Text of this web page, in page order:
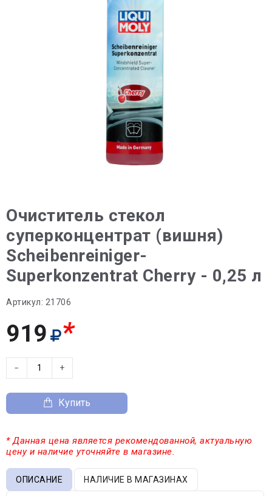
Очиститель стекол
суперконцентрат (вишня)
Scheibenreiniger-
Superkonzentrat Cherry - 0,25 л
Артикул: 21706
919 *
− +
Купить
* Данная цена является рекомендованной, актуальную
цену и наличие уточняйте в магазине.
ОПИСАНИЕ НАЛИЧИЕ В МАГАЗИНАХ